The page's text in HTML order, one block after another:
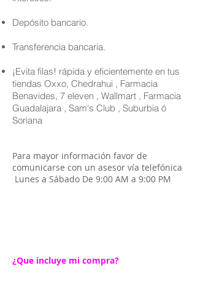
Depósito bancario.
Transferencia bancaria.
¡Evita filas! rápida y eficientemente en tus
tiendas Oxxo, Chedrahui , Farmacia
Benavides, 7 eleven , Wallmart , Farmacia
Guadalajara , Sam's Club , Suburbia ó
Soriana
Para mayor información favor de
comunicarse con un asesor vía telefónica
Lunes a Sábado De 9:00 AM a 9:00 PM
¿Que incluye mi compra?